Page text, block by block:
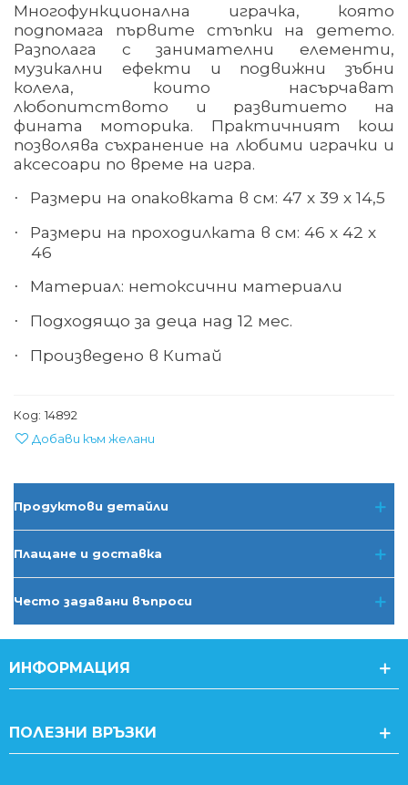
Многофункционална играчка, която
подпомага първите стъпки на детето.
Разполага с занимателни елементи,
музикални ефекти и подвижни зъбни
колела, които насърчават
любопитството и развитието на
фината моторика. Практичният кош
позволява съхранение на любими играчки и
аксесоари по време на игра.
· Размери на опаковката в см: 47 х 39 х 14,5
· Размери на проходилката в см: 46 х 42 х
46
· Материал: нетоксични материали
· Подходящо за деца над 12 мес.
· Произведено в Китай
Код: 14892
Добави към желани
Продуктови детайли
Плащане и доставка
Често задавани въпроси
ИНФОРМАЦИЯ
ПОЛЕЗНИ ВРЪЗКИ